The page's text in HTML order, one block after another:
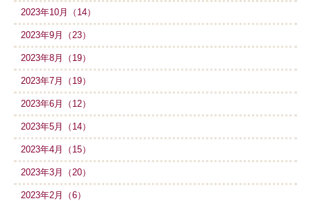
2023年10月（14）
2023年9月（23）
2023年8月（19）
2023年7月（19）
2023年6月（12）
2023年5月（14）
2023年4月（15）
2023年3月（20）
2023年2月（6）